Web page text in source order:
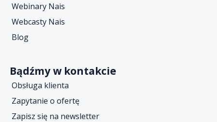
Webinary Nais
Webcasty Nais
Blog
Bądźmy w kontakcie
Obsługa klienta
Zapytanie o ofertę
Zapisz się na newsletter